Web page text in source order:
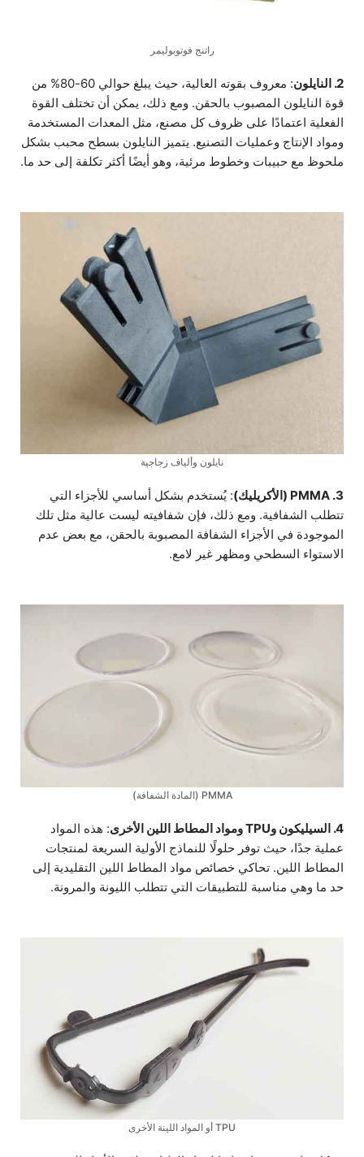
راتنج فوتوبوليمر
2. النايلون
: معروف بقوته العالية، حيث يبلغ حوالي 60-80% من
قوة النايلون المصبوب بالحقن. ومع ذلك، يمكن أن تختلف القوة
الفعلية اعتمادًا على ظروف كل مصنع، مثل المعدات المستخدمة
ومواد الإنتاج وعمليات التصنيع. يتميز النايلون بسطح محبب بشكل
ملحوظ مع حبيبات وخطوط مرئية، وهو أيضًا أكثر تكلفة إلى حد ما.
نايلون وألياف زجاجية
3. PMMA (الأكريليك)
: يُستخدم بشكل أساسي للأجزاء التي
تتطلب الشفافية. ومع ذلك، فإن شفافيته ليست عالية مثل تلك
الموجودة في الأجزاء الشفافة المصبوبة بالحقن، مع بعض عدم
الاستواء السطحي ومظهر غير لامع.
PMMA (المادة الشفافة)
4. السيليكون وTPU ومواد المطاط اللين الأخرى
: هذه المواد
عملية جدًا، حيث توفر حلولًا للنماذج الأولية السريعة لمنتجات
المطاط اللين. تحاكي خصائص مواد المطاط اللين التقليدية إلى
حد ما وهي مناسبة للتطبيقات التي تتطلب الليونة والمرونة.
TPU أو المواد اللينة الأخرى